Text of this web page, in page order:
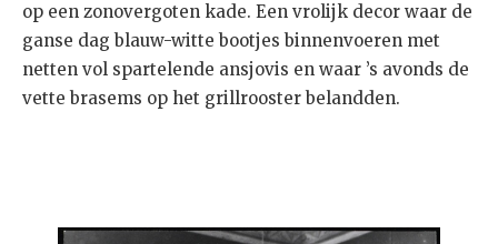
op een zonovergoten kade. Een vrolijk decor waar de
ganse dag blauw-witte bootjes binnenvoeren met
netten vol spartelende ansjovis en waar ’s avonds de
vette brasems op het grillrooster belandden.